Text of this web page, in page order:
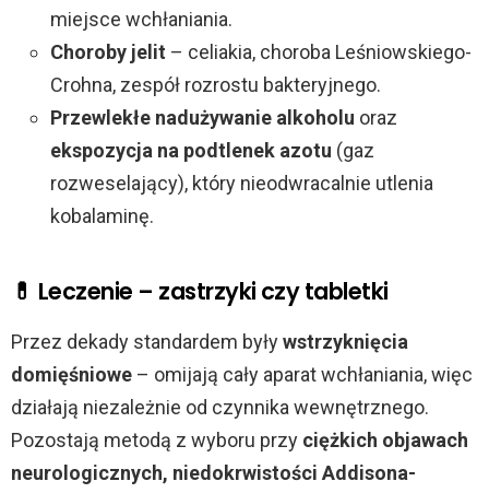
miejsce wchłaniania.
Choroby jelit – celiakia, choroba Leśniowskiego-
Crohna, zespół rozrostu bakteryjnego.
Przewlekłe nadużywanie alkoholu oraz
ekspozycja na podtlenek azotu (gaz
rozweselający), który nieodwracalnie utlenia
kobalaminę.
💊 Leczenie – zastrzyki czy tabletki
Przez dekady standardem byływstrzyknięcia
domięśniowe – omijają cały aparat wchłaniania, więc
działają niezależnie od czynnika wewnętrznego.
Pozostają metodą z wyboru przy ciężkich objawach
neurologicznych, niedokrwistości Addisona-